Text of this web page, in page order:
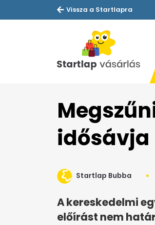
Vissza a Startlapra
idősávja
Startlap Bubba
A kereskedelmi
előírást nem